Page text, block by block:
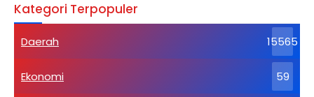
Kategori Terpopuler
Daerah 15565
Ekonomi 59